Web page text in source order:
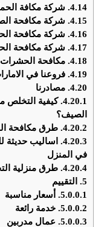
4.14. شركة مكافة
4.15. شركة مكافحة
4.16. شركة مكافحة
4.17. شركة مكافحة
4.18. مكافحة الحشرات
4.19. فروعنا في
4.20. مصادرنا
4.20.1. كيفية التخلص
الصيف؟
4.20.2. طرق مكافحة
4.20.3.
اساليب حديثة
في المنزل
4.20.4. طرق منزلية
5.
التقييم
5.0.0.1. أسعار مناسبة
5.0.0.2. خدمة رائعة
5.0.0.3. عمال مدربين